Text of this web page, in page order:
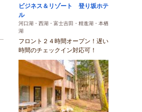
ビジネス＆リゾート 登り坂ホテ
ル
河口湖・西湖・富士吉田・精進湖・本栖
湖
フロント２４時間オープン！遅い
時間のチェックイン対応可！